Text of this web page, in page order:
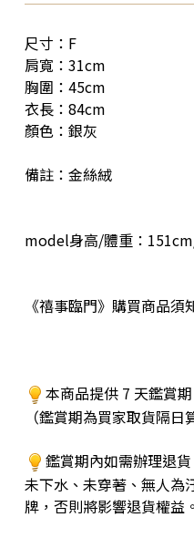
尺寸：F
肩寬：31cm
胸圍：45cm
衣長：84cm
顏色：銀灰
備註：金絲絨
model身高/體重：
《禧事臨門》購買商品須
本商品提供 7 天鑑賞期
（鑑賞期為買家取貨隔日
鑑賞期內如需辦理退
未下水、未穿著、無人為
牌，否則將影響退貨權益。